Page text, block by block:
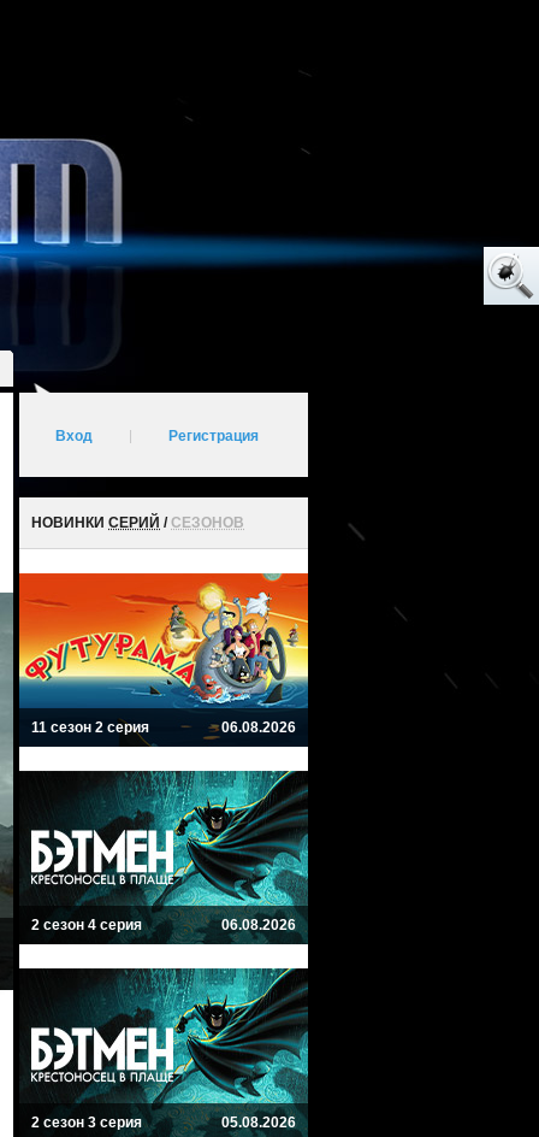
Вход Регистрация
НОВИНКИ СЕРИЙ /СЕЗОНОВ
11 сезон 2 серия 06.08.2026
2 сезон 4 серия 06.08.2026
2 сезон 3 серия 05.08.2026